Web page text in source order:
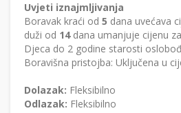
Uvjeti iznajmljivanja
Boravak kraći od 5 dana uvećava
duži od 14dana umanjuje cijenu za
Djeca do 2 godine starosti
Boravišna pristojba: Uključena u
Dolazak: Fleksibilno
Odlazak: Fleksibilno